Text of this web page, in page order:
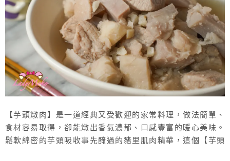
【芋頭燉肉】是一道經典又受歡迎的家常料理，做法簡單、
食材容易取得，卻能燉出香氣濃郁、口感豐富的暖心美味。
鬆軟綿密的芋頭吸收事先醃過的豬里肌肉精華，這個【芋頭